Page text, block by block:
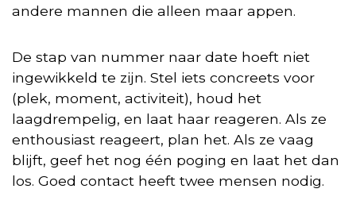
andere mannen die alleen maar appen.
De stap van nummer naar date hoeft niet
ingewikkeld te zijn. Stel iets concreets voor
(plek, moment, activiteit), houd het
laagdrempelig, en laat haar reageren. Als ze
enthousiast reageert, plan het. Als ze vaag
blijft, geef het nog één poging en laat het dan
los. Goed contact heeft twee mensen nodig.